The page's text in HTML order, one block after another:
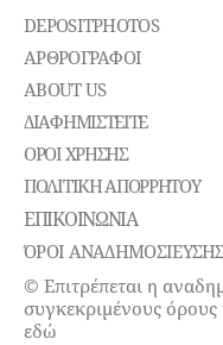
DEPOSITPHOTOS
ΑΡΘΡΟΓΡΑΦΟΙ
ABOUT US
ΔΙΑΦΗΜΙΣΤΕΊΤΕ
ΌΡΟΙ ΧΡΉΣΗΣ
ΠΟΛΙΤΙΚΉ ΑΠΟΡΡΉΤΟΥ
ΕΠΙΚΟΙΝΩΝΊΑ
ΌΡΟΙ
© Επιτρέπεται η
συγκεκριμένους όρους
εδώ